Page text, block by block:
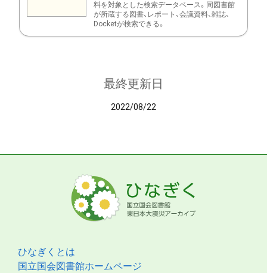
料を対象とした検索データベース。同図書館
が所蔵する図書、レポート、会議資料、雑誌、
Docketが検索できる。
最終更新日
2022/08/22
ひなぎくとは
国立国会図書館ホームページ